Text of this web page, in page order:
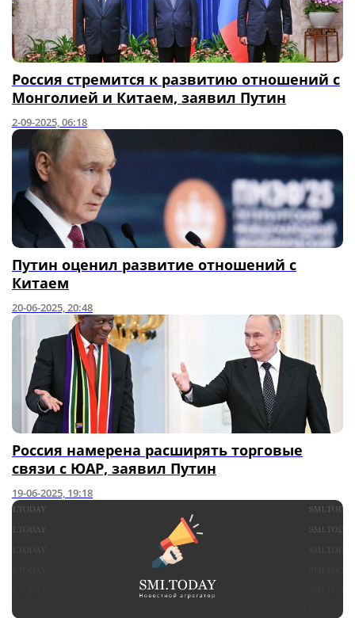
Россия стремится к развитию отношений с
Монголией и Китаем, заявил Путин
2-09-2025, 06:18
Путин оценил развитие отношений с
Китаем
20-06-2025, 20:48
Россия намерена расширять торговые
связи с ЮАР, заявил Путин
19-06-2025, 19:18